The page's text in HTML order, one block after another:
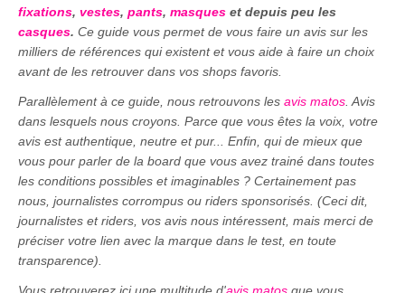
fixations, vestes, pants, masques et depuis peu les
casques. Ce guide vous permet de vous faire un avis sur les
milliers de références qui existent et vous aide à faire un choix
avant de les retrouver dans vos shops favoris.
Parallèlement à ce guide, nous retrouvons les avis matos . Avis
dans lesquels nous croyons. Parce que vous êtes la voix, votre
avis est authentique, neutre et pur... Enfin, qui de mieux que
vous pour parler de la board que vous avez trainé dans toutes
les conditions possibles et imaginables ? Certainement pas
nous, journalistes corrompus ou riders sponsorisés. (Ceci dit,
journalistes et riders, vos avis nous intéressent, mais merci de
préciser votre lien avec la marque dans le test, en toute
transparence).